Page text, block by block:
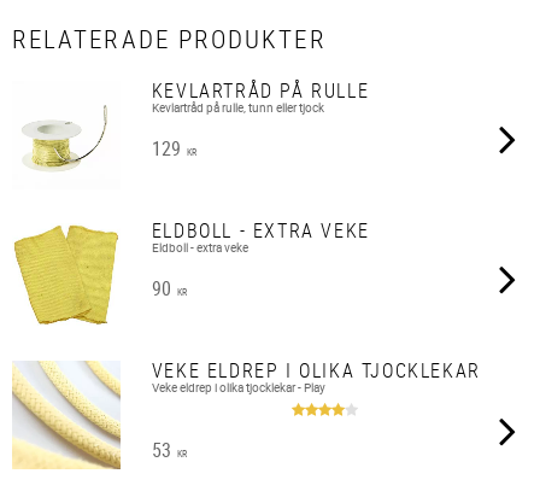
RELATERADE PRODUKTER
KEVLARTRÅD PÅ RULLE
Kevlartråd på rulle, tunn eller tjock
129 KR
ELDBOLL - EXTRA VEKE
Eldboll - extra veke
90 KR
VEKE ELDREP I OLIKA TJOCKLEKAR
Veke eldrep i olika tjocklekar - Play
53 KR